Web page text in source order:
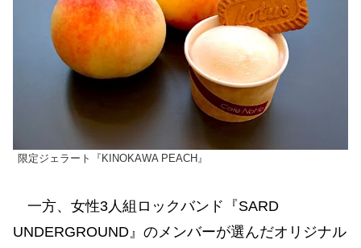
限定ジェラート『KINOKAWA PEACH』
一方、女性3人組ロックバンド『SARD
UNDERGROUND』のメンバーが選んだオリジナル